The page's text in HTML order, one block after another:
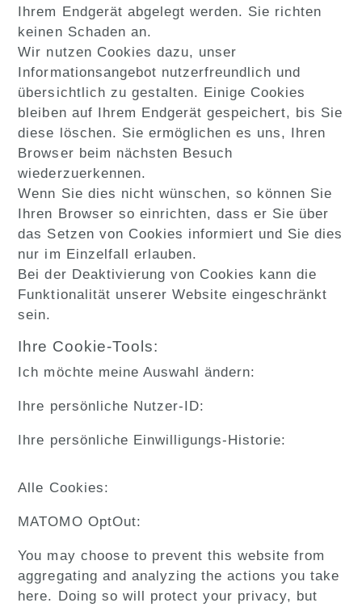
Ihrem Endgerät abgelegt werden. Sie richten
keinen Schaden an.
Wir nutzen Cookies dazu, unser
Informationsangebot nutzerfreundlich und
übersichtlich zu gestalten. Einige Cookies
bleiben auf Ihrem Endgerät gespeichert, bis Sie
diese löschen. Sie ermöglichen es uns, Ihren
Browser beim nächsten Besuch
wiederzuerkennen.
Wenn Sie dies nicht wünschen, so können Sie
Ihren Browser so einrichten, dass er Sie über
das Setzen von Cookies informiert und Sie dies
nur im Einzelfall erlauben.
Bei der Deaktivierung von Cookies kann die
Funktionalität unserer Website eingeschränkt
sein.
Ihre Cookie-Tools:
Ich möchte meine Auswahl ändern:
Ihre persönliche Nutzer-ID:
Ihre persönliche Einwilligungs-Historie:
Alle Cookies:
MATOMO OptOut:
You may choose to prevent this website from
aggregating and analyzing the actions you take
here. Doing so will protect your privacy, but